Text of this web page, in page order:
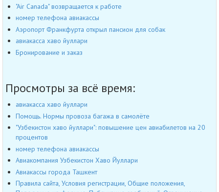
"Air Canada" возвращается к работе
номер телефона авиакассы
Аэропорт Франкфурта открыл пансион для собак
авиакасса хаво йуллари
Бронирование и заказ
Просмотры за всё время:
авиакасса хаво йуллари
Помощь. Нормы провоза багажа в самолёте
"Узбекистон хаво йуллари": повышение цен авиабилетов на 20
процентов
номер телефона авиакассы
Авиакомпания Узбекистон Хаво Йуллари
Авиакассы города Ташкент
Правила сайта, Условия регистрации, Общие положения,